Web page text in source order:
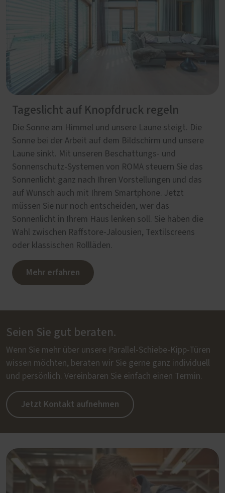
Tageslicht auf Knopfdruck regeln
Die Sonne am Himmel und unsere Laune steigt. Die
Sonne bei der Arbeit auf dem Bildschirm und unsere
Laune sinkt. Mit unseren Beschattungs- und
Sonnenschutz-Systemen von ROMA steuern Sie das
Sonnenlicht ganz nach Ihren Vorstellungen und das
auf Wunsch auch mit Ihrem Smartphone. Jetzt
müssen Sie nur noch entscheiden, wer das
Sonnenlicht in Ihrem Haus lenken soll. Sie haben die
Wahl zwischen Raffstore-Jalousien, Textilscreens
oder klassischen Rollläden.
Mehr erfahren
Seien Sie gut beraten.
Wenn Sie mehr über unsere Parallel-Schiebe-Kipp-Türen
wissen möchten, beraten wir Sie gerne ganz individuell
und persönlich. Vereinbaren Sie einfach einen Termin.
Jetzt Kontakt aufnehmen